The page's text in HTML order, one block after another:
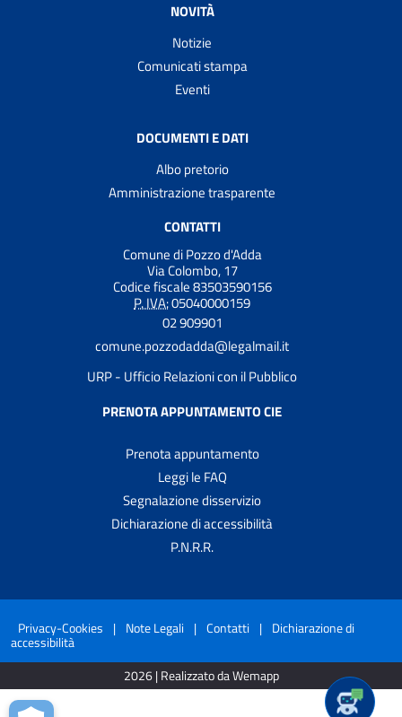
NOVITÀ
Notizie
Comunicati stampa
Eventi
DOCUMENTI E DATI
Albo pretorio
Amministrazione trasparente
CONTATTI
Comune di Pozzo d'Adda
Via Colombo, 17
Codice fiscale 83503590156
P. IVA:05040000159
02 909901
comune.pozzodadda@legalmail.it
URP - Ufficio Relazioni con il Pubblico
PRENOTA APPUNTAMENTO CIE
Prenota appuntamento
Leggi le FAQ
Segnalazione disservizio
Dichiarazione di accessibilità
P.N.R.R.
Privacy-Cookies | Note Legali | Contatti | Dichiarazione di
accessibilità
2026 | Realizzato da Wemapp